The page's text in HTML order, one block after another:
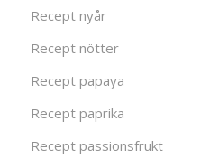
Recept nyår
Recept nötter
Recept papaya
Recept paprika
Recept passionsfrukt